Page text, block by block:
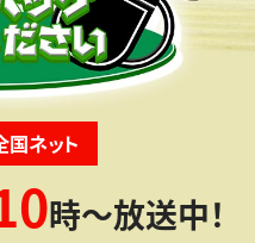
ネット
時～放送中！